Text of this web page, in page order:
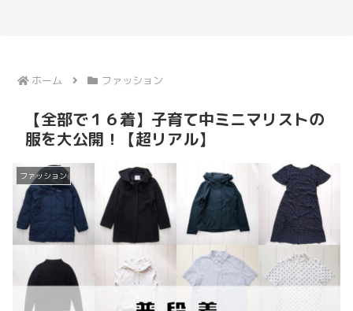
ホーム ファッション
【全部で１６着】子育て中ミニマリストの
服を大公開！【超リアル】
ファッション